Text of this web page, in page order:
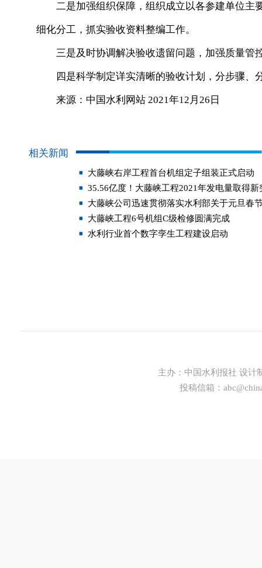
二是加强组织保障，组织成立以各参建单位主
细化分工，抓实验收资料整编工作。
三是及时协调解决验收遗留问题，加强质量管
四是科学制定详实清晰的验收计划，分步骤、
来源：中国水利网站 2021年12月26日
相关新闻
大藤峡右岸工程首台机组定子组装正式启动
35.56亿度！大藤峡工程2021年发电量取得新
大藤峡公司迅速贯彻落实水利部关于元旦春
大藤峡工程6号机组C级检修圆满完成
水利行业首个数字孪生工程建设启动
主办： 中国水利报社 设计
投稿信箱：